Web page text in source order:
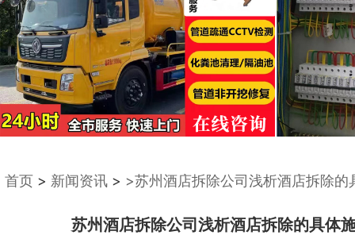
首页 > 新闻资讯 > >苏州酒店拆除公司浅析酒店拆除的
苏州酒店拆除公司浅析酒店拆除的具体